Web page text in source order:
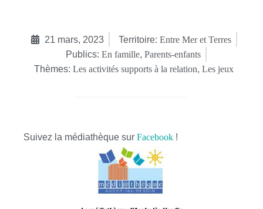
21 mars, 2023 Territoire: Entre Mer et Terres
Publics: En famille, Parents-enfants
Thèmes: Les activités supports à la relation, Les jeux
Suivez la médiathèque sur Facebook !